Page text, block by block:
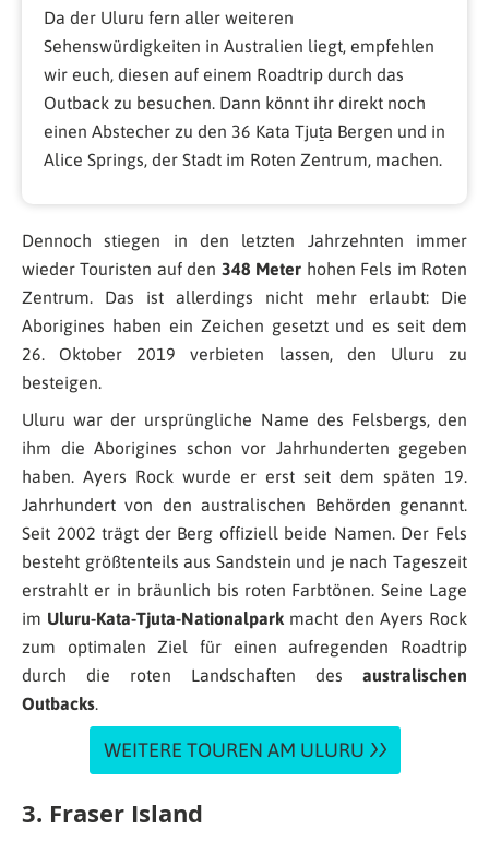
Da der Uluru fern aller weiteren
Sehenswürdigkeiten in Australien liegt, empfehlen
wir euch, diesen auf einem Roadtrip durch das
Outback zu besuchen. Dann könnt ihr direkt noch
einen Abstecher zu den 36 Kata Tjuṯa Bergen und in
Alice Springs, der Stadt im Roten Zentrum, machen.
Dennoch stiegen in den letzten Jahrzehnten immer
wieder Touristen auf den 348 Meter hohen Fels im Roten
Zentrum. Das ist allerdings nicht mehr erlaubt: Die
Aborigines haben ein Zeichen gesetzt und es seit dem
26. Oktober 2019 verbieten lassen, den Uluru zu
besteigen.
Uluru war der ursprüngliche Name des Felsbergs, den
ihm die Aborigines schon vor Jahrhunderten gegeben
haben. Ayers Rock wurde er erst seit dem späten 19.
Jahrhundert von den australischen Behörden genannt.
Seit 2002 trägt der Berg offiziell beide Namen. Der Fels
besteht größtenteils aus Sandstein und je nach Tageszeit
erstrahlt er in bräunlich bis roten Farbtönen. Seine Lage
im Uluru-Kata-Tjuta-Nationalpark macht den Ayers Rock
zum optimalen Ziel für einen aufregenden Roadtrip
durch die roten Landschaften des australischen
Outbacks.
WEITERE TOUREN AM ULURU
3. Fraser Island